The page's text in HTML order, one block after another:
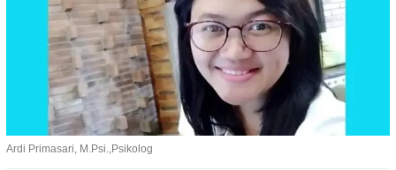
Ardi Primasari, M.Psi.,Psikolog